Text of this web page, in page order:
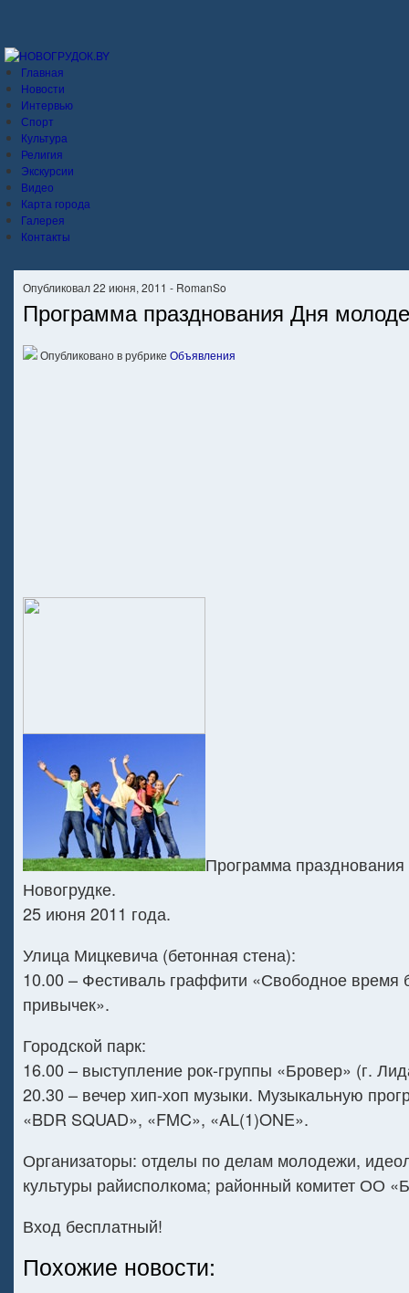
Главная
Новости
Интервью
Спорт
Культура
Религия
Экскурсии
Видео
Карта города
Галерея
Контакты
Опубликовал 22 июня, 2011 - RomanSo
Программа празднования Дня
Опубликовано в рубрике Объявления
Программа
Новогрудке.
25 июня 2011 года.
Улица Мицкевича (бетонная стена):
10.00 – Фестиваль граффити «Свободное время
привычек».
Городской парк:
16.00 – выступление рок-группы «Бровер» (г.
20.30 – вечер хип-хоп музыки. Музыкальную
«BDR SQUAD», «FMC», «AL(1)ONE».
Организаторы: отделы по делам молодежи,
культуры райисполкома; районный комитет ОО
Вход бесплатный!
Похожие новости: